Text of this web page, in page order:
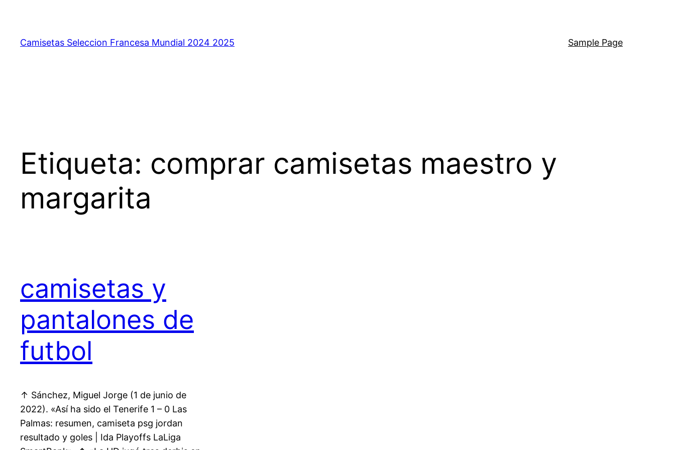
contenido
Camisetas Seleccion Francesa Mundial 2024 2025 Sample Page
Etiqueta: comprar camisetas maestro y
margarita
camisetas y
pantalones de
futbol
↑ Sánchez, Miguel Jorge (1 de junio de
2022). «Así ha sido el Tenerife 1 – 0 Las
Palmas: resumen, camiseta psg jordan
resultado y goles | Ida Playoffs LaLiga